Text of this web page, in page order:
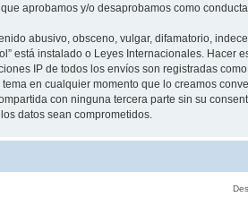
aprobamos y/o desaprobamos como
abusivo, obsceno, vulgar, difamatorio,
está instalado o Leyes Internacionales.
IP de todos los envíos son registradas
en cualquier momento que lo creamos
con ninguna tercera parte sin su
datos sean comprometidos.